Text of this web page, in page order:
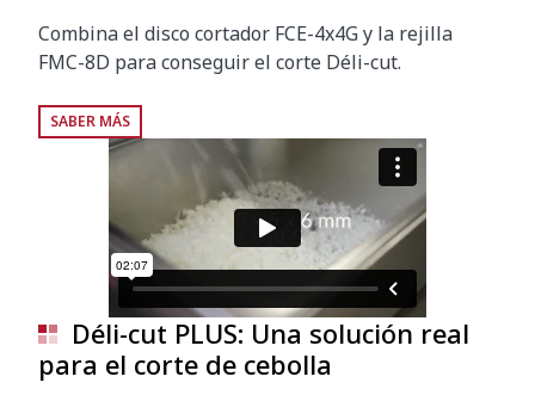
Combina el disco cortador FCE-4x4G y la rejilla
FMC-8D para conseguir el corte Déli-cut.
SABER MÁS
Déli-cut PLUS: Una solución real
para el corte de cebolla